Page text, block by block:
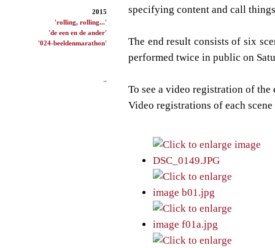
2015
'rolling, rolling...'
'de een en de ander'
'024-beeldenmarathon'
specifying content and call
The end result consists of six
performed twice in public on
To see a video registration of
Video registrations of each